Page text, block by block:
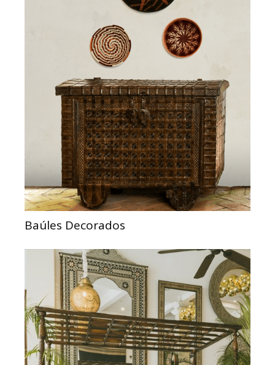
Baúles Decorados